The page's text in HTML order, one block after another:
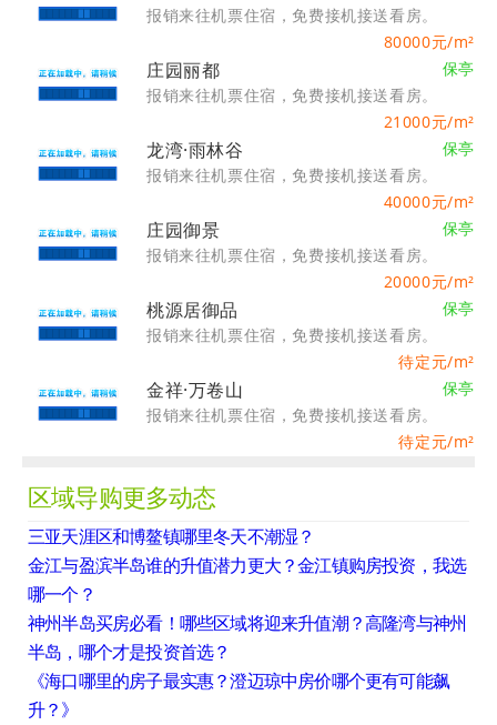
报销来往机票住宿，免费接机接送看房。
80000元/m²
保亭
庄园丽都
报销来往机票住宿，免费接机接送看房。
21000元/m²
保亭
龙湾·雨林谷
报销来往机票住宿，免费接机接送看房。
40000元/m²
保亭
庄园御景
报销来往机票住宿，免费接机接送看房。
20000元/m²
保亭
桃源居御品
报销来往机票住宿，免费接机接送看房。
待定元/m²
保亭
金祥·万卷山
报销来往机票住宿，免费接机接送看房。
待定元/m²
区域导购更多动态
三亚天涯区和博鳌镇哪里冬天不潮湿？
金江与盈滨半岛谁的升值潜力更大？金江镇购房投资，我选
哪一个？
神州半岛买房必看！哪些区域将迎来升值潮？高隆湾与神州
半岛，哪个才是投资首选？
《海口哪里的房子最实惠？澄迈琼中房价哪个更有可能飙
升？》